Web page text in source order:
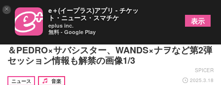
『ARABAKI ROCK FEST.25』タイムテーブル発表
＆PEDRO×サバシスター、WANDS×ナヲなど第2弾
セッション情報も解禁の画像1/3
SPICER
ニュース
音楽 2025.3.18
× e＋(イープラス)アプリ - チケッ
ト・ニュース・スマチケ
eplus inc.
無料 - Google Play
表示